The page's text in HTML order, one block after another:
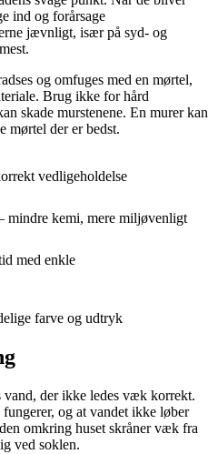
ind og forårsage
jævnligt, især på syd- og
og omfuges med en mørtel,
Brug ikke for hård
skade murstenene. En murer kan
mørtel der er bedst.
vedligeholdelse
mindre kemi, mere miljøvenligt
med enkle
farve og udtryk
vand, der ikke ledes væk korrekt.
og at vandet ikke løber
omkring huset skråner væk fra
ved soklen.